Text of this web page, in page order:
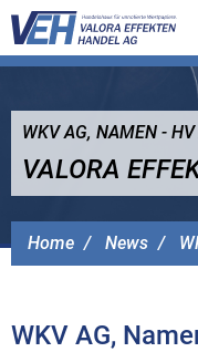
Home News
WKV AG, NAMEN -
VALORA
WKV AG,